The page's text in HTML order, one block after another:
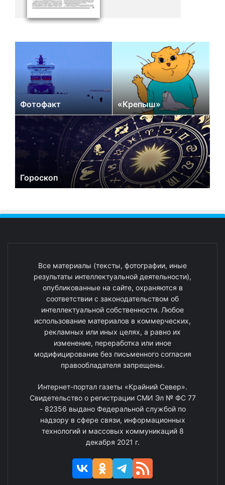
Фотофакт «Крепыш»
Гороскоп
Все материалы (тексты, фотографии, иные
результаты интеллектуальной деятельности),
опубликованные на сайте, охраняются в
соответствии с законодательством об
интеллектуальной собственности. Любое
использование материалов в коммерческих,
рекламных или иных целях, а равно их
изменение, переработка или иное
модифицирование без письменного согласия
правообладателя запрещены.
Интернет-портал газеты «Крайний Север».
Свидетельство о регистрации СМИ Эл № ФС 77
- 82356 выдано Федеральной службой по
надзору в сфере связи, информационных
технологий и массовых коммуникаций 8
декабря 2021 г.